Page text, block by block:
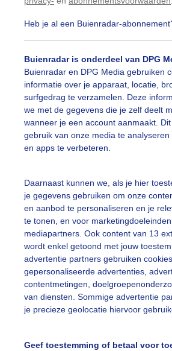
Heb je al een Buienradar-
Buienradar is onderdeel van DPG
Buienradar en DPG Media gebruiken
informatie over je apparaat, locatie,
surfgedrag te verzamelen. Deze
we met de gegevens die je zelf deelt
wanneer je een account aanmaakt.
gebruik van onze media te
en apps te verbeteren.
Daarnaast kunnen we, als je hier
je gegevens gebruiken om onze
en aanbod te personaliseren en je
te tonen, en voor
mediapartners. Ook content van 13
wordt enkel getoond met jouw
advertentie partners gebruiken
gepersonaliseerde advertenties,
contentmetingen,
van diensten. Sommige advertentie
je precieze geolocatie hiervoor
Geef toestemming of betaal voor
wolken Wolkenlucht Koe
Sandra Romijn Gemaakt: 13-05-2026,
Klikhierom dit aan te